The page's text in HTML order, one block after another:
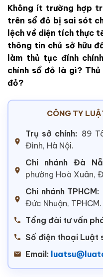
Không ít trường hợp
trên sổ đỏ bị sai sót
lệch về diện tích thực
thông tin chủ sở hữu
làm thủ tục đính
chính sổ đỏ là gì?
đỏ?
CÔNG TY
Trụ sở chính: 89
Đình, Hà Nội.
Chi nhánh Đà
phường Hoà Xuân,
Chi nhánh TPHCM:
Đức Nhuận, TPHCM.
Tổng đài tư vấn
Số điện thoại Luật
Email: